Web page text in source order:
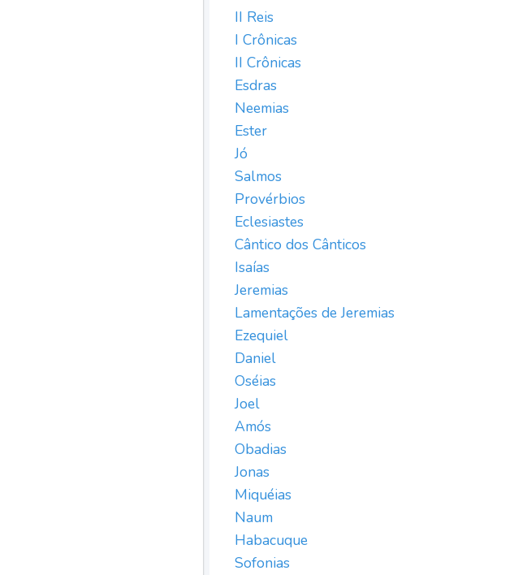
II Reis
I Crônicas
II Crônicas
Esdras
Neemias
Ester
Jó
Salmos
Provérbios
Eclesiastes
Cântico dos Cânticos
Isaías
Jeremias
Lamentações de Jeremias
Ezequiel
Daniel
Oséias
Joel
Amós
Obadias
Jonas
Miquéias
Naum
Habacuque
Sofonias